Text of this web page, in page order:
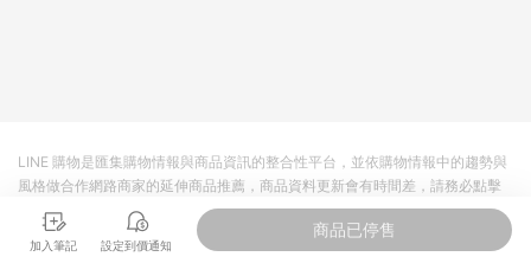
加入筆記 設定到價通知
商品已停售
LINE 購物是匯集購物情報與商品資訊的整合性平台，並依購物情報中的趨勢與
風格做合作網路商家的延伸商品推薦，商品資料更新會有時間差，請務必點擊
商品至各合作網路商家，確認現售價與購物條件，一切資訊以合作廠商網頁為
準。